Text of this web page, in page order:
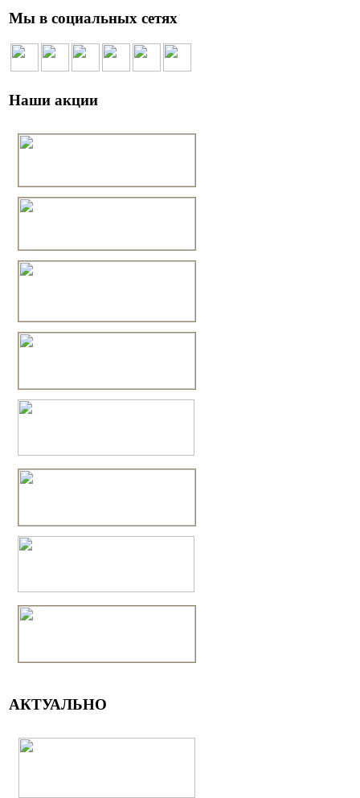
Мы в социальных сетях
Наши акции
АКТУАЛЬНО